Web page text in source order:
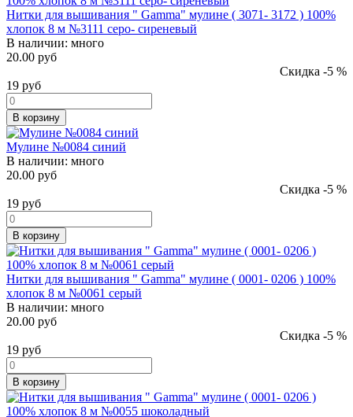
Нитки для вышивания " Gamma" мулине ( 3071- 3172 ) 100%
хлопок 8 м №3111 серо- сиреневый
В наличии: много
20.00 руб
Скидка -5 %
19 руб
В корзину
Мулине №0084 синий
В наличии: много
20.00 руб
Скидка -5 %
19 руб
В корзину
Нитки для вышивания " Gamma" мулине ( 0001- 0206 ) 100%
хлопок 8 м №0061 серый
В наличии: много
20.00 руб
Скидка -5 %
19 руб
В корзину